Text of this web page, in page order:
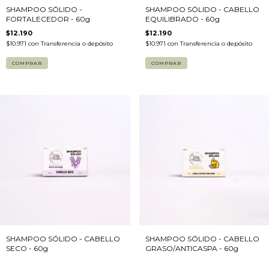
SHAMPOO SÓLIDO -
FORTALECEDOR - 60g
$12.190
$10.971 con Transferencia o depósito
SHAMPOO SÓLIDO - CABELLO
EQUILIBRADO - 60g
$12.190
$10.971 con Transferencia o depósito
SHAMPOO SÓLIDO - CABELLO
SECO - 60g
SHAMPOO SÓLIDO - CABELLO
GRASO/ANTICASPA - 60g